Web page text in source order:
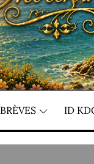
BRÈVES ID